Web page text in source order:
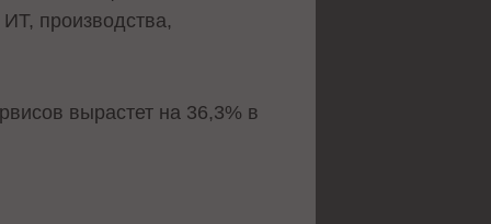
производства,
вырастет на 36,3% в